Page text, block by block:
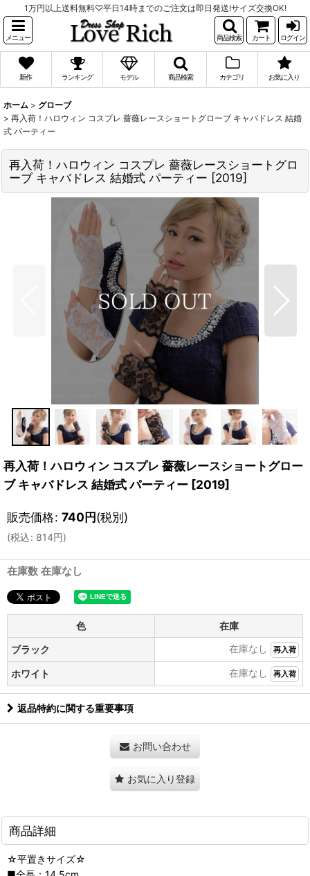
1万円以上送料無料♡平日14時までのご注文は即日発送!サイズ交換OK!
メニュー 商品検索 カート ログイン
新作 ランキング モデル 商品検索 カテゴリ お気に入り
ホーム > グローブ
> 再入荷！ハロウィン コスプレ 薔薇レースショートグローブ キャバドレス 結婚
式 パーティー
再入荷！ハロウィン コスプレ 薔薇レースショートグロ
ーブ キャバドレス 結婚式 パーティー [2019]
再入荷！ハロウィン コスプレ 薔薇レースショートグロー
ブ キャバドレス 結婚式 パーティー [2019]
販売価格: 740円(税別)
(税込: 814円)
在庫数 在庫なし
色
在庫
ブラック
在庫なし 再入荷
ホワイト 在庫なし 再入荷
返品特約に関する重要事項
お問い合わせ
お気に入り登録
商品詳細
☆平置きサイズ☆